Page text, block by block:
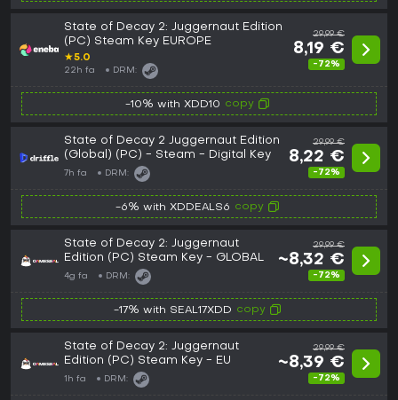
State of Decay 2: Juggernaut Edition
(PC) Steam Key EUROPE
★5.0
22h fa DRM:
29,99 €
8,19 €
-72%
-10% with XDD10 copy
State of Decay 2 Juggernaut Edition
(Global) (PC) - Steam - Digital Key
7h fa DRM:
29,99 €
8,22 €
-72%
-6% with XDDEALS6 copy
State of Decay 2: Juggernaut
Edition (PC) Steam Key - GLOBAL
4g fa DRM:
29,99 €
~8,32 €
-72%
-17% with SEAL17XDD copy
State of Decay 2: Juggernaut
Edition (PC) Steam Key - EU
1h fa DRM:
29,99 €
~8,39 €
-72%